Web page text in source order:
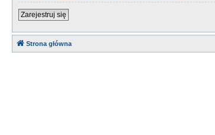
Zarejestruj się
Strona główna